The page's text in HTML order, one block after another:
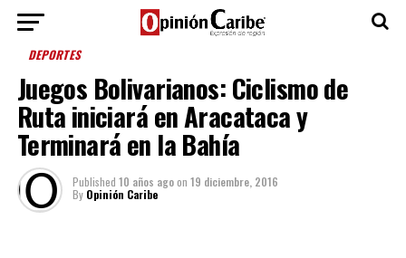
DEPORTES
Juegos Bolivarianos: Ciclismo de
Ruta iniciará en Aracataca y
Terminará en la Bahía
Published 10 años agoon 19 diciembre, 2016
By Opinión Caribe